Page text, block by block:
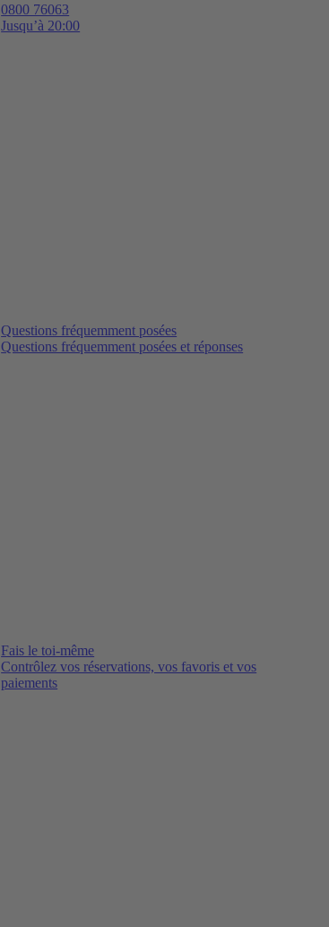
0800 76063
Jusqu’à 20:00
Questions fréquemment posées
Questions fréquemment posées et réponses
Fais le toi-même
Contrôlez vos réservations, vos favoris et vos
paiements